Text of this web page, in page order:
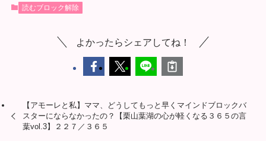
読むブロック解除
よかったらシェアしてね！
【アモーレと私】ママ、どうしてもっと早くマインドブロックバ
スターにならなかったの？【栗山葉湖の心が軽くなる３６５の言
葉vol.3】２２７／３６５